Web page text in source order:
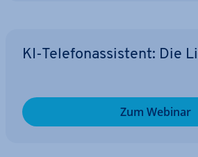
KI-Te­le­fon­as­sis­tent: Die
Zum Webinar